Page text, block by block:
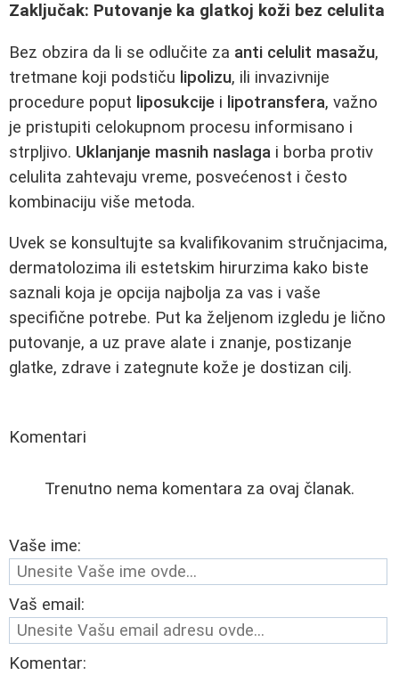
Zaključak: Putovanje ka glatkoj koži bez celulita
Bez obzira da li se odlučite za anti celulit masažu,
tretmane koji podstiču lipolizu, ili invazivnije
procedure poput liposukcije i lipotransfera, važno
je pristupiti celokupnom procesu informisano i
strpljivo. Uklanjanje masnih naslaga i borba protiv
celulita zahtevaju vreme, posvećenost i često
kombinaciju više metoda.
Uvek se konsultujte sa kvalifikovanim stručnjacima,
dermatolozima ili estetskim hirurzima kako biste
saznali koja je opcija najbolja za vas i vaše
specifične potrebe. Put ka željenom izgledu je lično
putovanje, a uz prave alate i znanje, postizanje
glatke, zdrave i zategnute kože je dostizan cilj.
Komentari
Trenutno nema komentara za ovaj članak.
Vaše ime:
Vaš email:
Komentar: